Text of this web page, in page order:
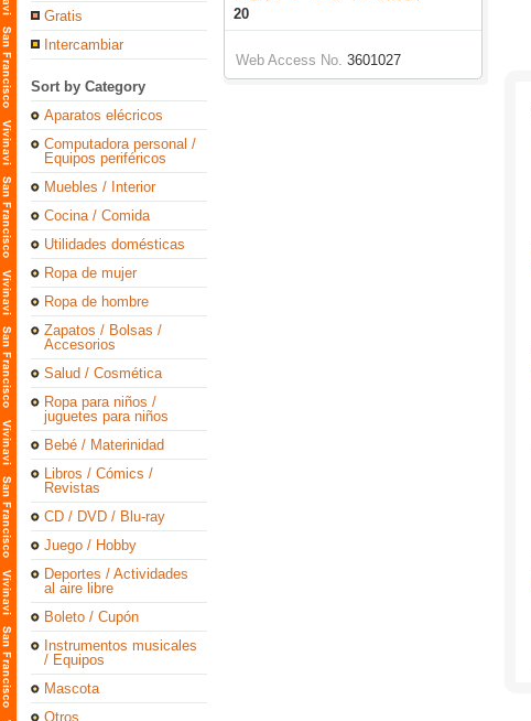
Gratis
Intercambiar
Sort by Category
Aparatos elécricos
Computadora personal /
Equipos periféricos
Muebles / Interior
Cocina / Comida
Utilidades domésticas
Ropa de mujer
Ropa de hombre
Zapatos / Bolsas /
Accesorios
Salud / Cosmética
Ropa para niños /
juguetes para niños
Bebé / Materinidad
Libros / Cómics /
Revistas
CD / DVD / Blu-ray
Juego / Hobby
Deportes / Actividades
al aire libre
Boleto / Cupón
Instrumentos musicales
/ Equipos
Mascota
Otros
20
Web Access No. 3601027